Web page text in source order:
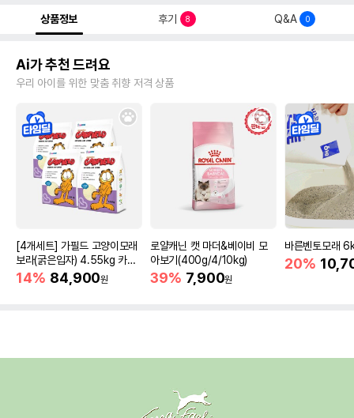
상품정보 후기 8 Q&A 0
Ai가 추천 드려요
우리 아이를 위한 맞춤 취향 저격 상품
[4개세트] 가필드 고양이모래
보라(굵은입자) 4.55kg 카사
바모래
14% 84,900원
로얄캐닌 캣 마더&베이비 모
아보기(400g/4/10kg)
39% 7,900원
바른벤토모래
20%